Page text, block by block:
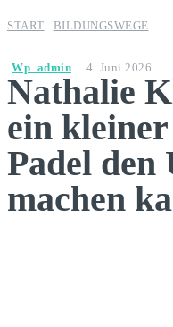
START BILDUNGSWEGE
Wp_admin 4. Juni 2026
Nathalie
ein
Padel den
machen